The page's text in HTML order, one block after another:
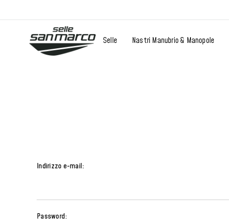
Selle Nastri Manubrio & Manopole
Indirizzo e-mail:
Password: